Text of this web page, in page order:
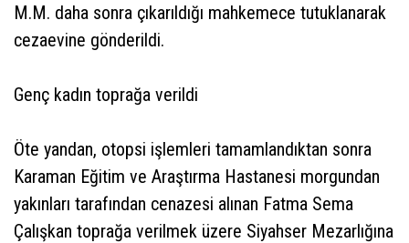
M.M. daha sonra çıkarıldığı mahkemece tutuklanarak
cezaevine gönderildi.
Genç kadın toprağa verildi
Öte yandan, otopsi işlemleri tamamlandıktan sonra
Karaman Eğitim ve Araştırma Hastanesi morgundan
yakınları tarafından cenazesi alınan Fatma Sema
Çalışkan toprağa verilmek üzere Siyahser Mezarlığına